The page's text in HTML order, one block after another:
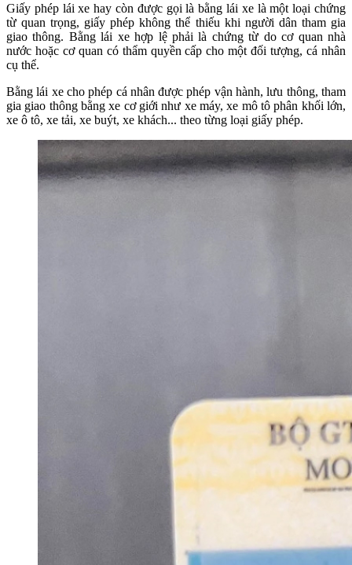
Giấy phép lái xe hay còn được gọi là bằng lái xe là một loại chứng
từ quan trọng, giấy phép không thể thiếu khi người dân tham gia
giao thông. Bằng lái xe hợp lệ phải là chứng từ do cơ quan nhà
nước hoặc cơ quan có thẩm quyền cấp cho một đối tượng, cá nhân
cụ thể.
Bằng lái xe cho phép cá nhân được phép vận hành, lưu thông, tham
gia giao thông bằng xe cơ giới như xe máy, xe mô tô phân khối lớn,
xe ô tô, xe tải, xe buýt, xe khách... theo từng loại giấy phép.